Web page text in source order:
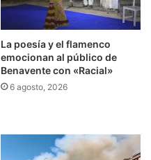
La poesía y el flamenco
emocionan al público de
Benavente con «Racial»
6 agosto, 2026